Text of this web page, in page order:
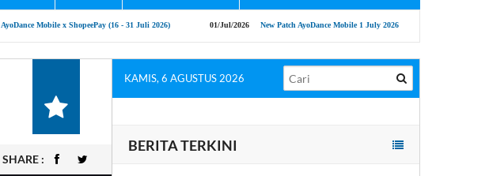
Mobile x ShopeePay (16 - 31 Juli 2026) 01/Jul/2026 New Patch AyoDance Mobile 1 July 2026
SHARE :
KAMIS, 6 AGUSTUS 2026
BERITA TERKINI